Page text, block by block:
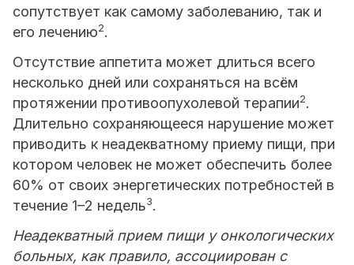
сопутствует как самому заболеванию, так и
его лечению2.
Отсутствие аппетита может длиться всего
несколько дней или сохраняться на всём
протяжении противоопухолевой терапии2.
Длительно сохраняющееся нарушение может
приводить к неадекватному приему пищи, при
котором человек не может обеспечить более
60% от своих энергетических потребностей в
течение 1–2 недель3.
Неадекватный прием пищи у онкологических
больных, как правило, ассоциирован с